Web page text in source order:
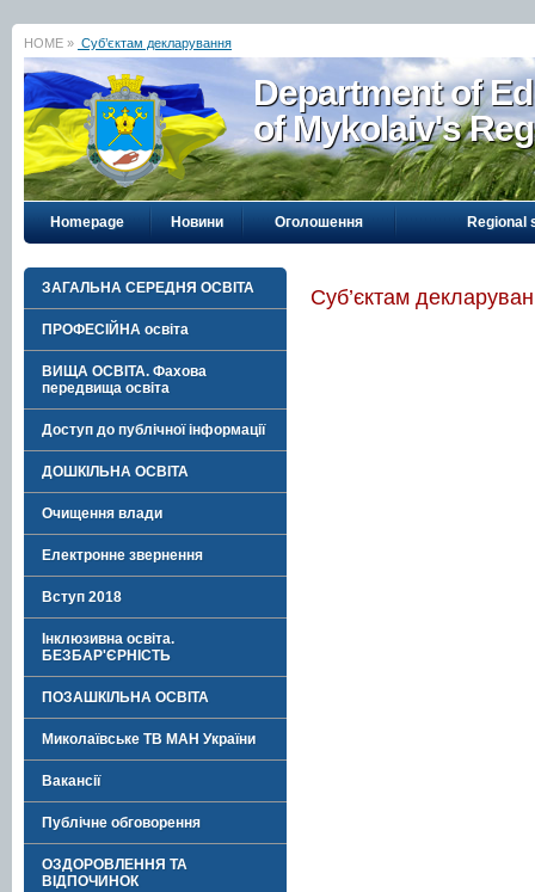
HOME » Суб’єктам декларування
Department of
of Mykolaiv's
Homepage Новини Оголошення Regional
ЗАГАЛЬНА СЕРЕДНЯ ОСВІТА
ПРОФЕСІЙНА освіта
ВИЩА ОСВІТА. Фахова
передвища освіта
Доступ до публічної інформації
ДОШКІЛЬНА ОСВІТА
Очищення влади
Електронне звернення
Вступ 2018
Інклюзивна освіта.
БЕЗБАР'ЄРНІСТЬ
ПОЗАШКІЛЬНА ОСВІТА
Миколаївське ТВ МАН України
Вакансії
Публічне обговорення
ОЗДОРОВЛЕННЯ ТА
ВІДПОЧИНОК
Суб’єктам